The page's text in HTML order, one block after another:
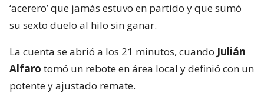
‘acerero’ que jamás estuvo en partido y que sumó
su sexto duelo al hilo sin ganar.
La cuenta se abrió a los 21 minutos, cuando Julián
Alfaro tomó un rebote en área local y definió con un
potente y ajustado remate.